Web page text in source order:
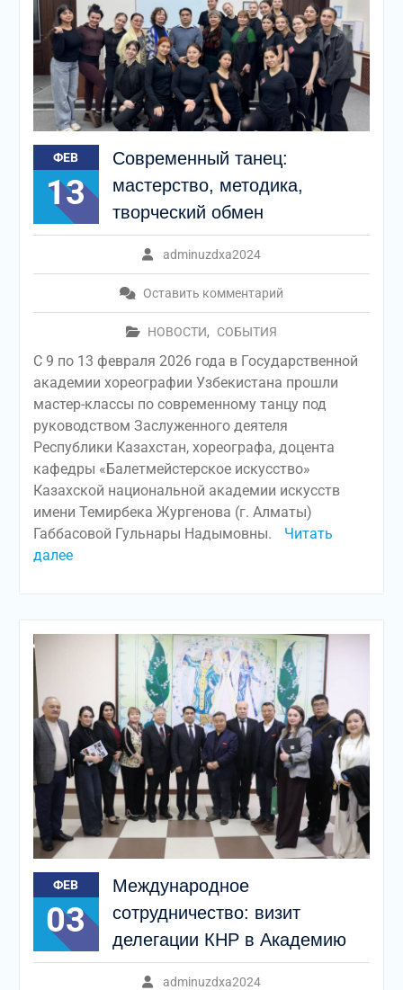
ФЕВ
13
Современный танец:
мастерство, методика,
творческий обмен
adminuzdxa2024
Оставить комментарий
НОВОСТИ, СОБЫТИЯ
С 9 по 13 февраля 2026 года в Государственной
академии хореографии Узбекистана прошли
мастер-классы по современному танцу под
руководством Заслуженного деятеля
Республики Казахстан, хореографа, доцента
кафедры «Балетмейстерское искусство»
Казахской национальной академии искусств
имени Темирбека Жургенова (г. Алматы)
Габбасовой Гульнары Надымовны.
Читать
далее
ФЕВ
03
Международное
сотрудничество: визит
делегации КНР в Академию
adminuzdxa2024